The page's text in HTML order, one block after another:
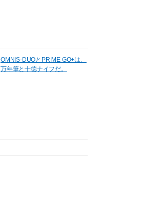
OMNIS-DUOとPRIME GO+は、
万年筆と十徳ナイフだ。